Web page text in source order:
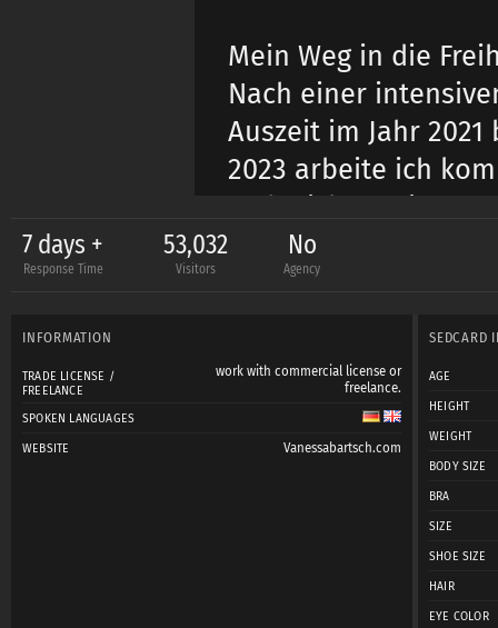
Mein Weg in die
Nach einer
Auszeit im Jahr
2023 arbeite ich
stehe ich an einem
genau diese innere
natürliche, freie
erzählen.
Wandelbare
sensible Bereich
verschiedenen
7 days +
Response Time
53,032
Visitors
No
Agency
INFORMATION
TRADE LICENSE /
FREELANCE
work with commercial license or
freelance.
SPOKEN LANGUAGES
WEBSITE Vanessabartsch.com
SEDCARD
AGE
HEIGHT
WEIGHT
BODY SIZE
BRA
SIZE
SHOE SIZE
HAIR
EYE COLOR